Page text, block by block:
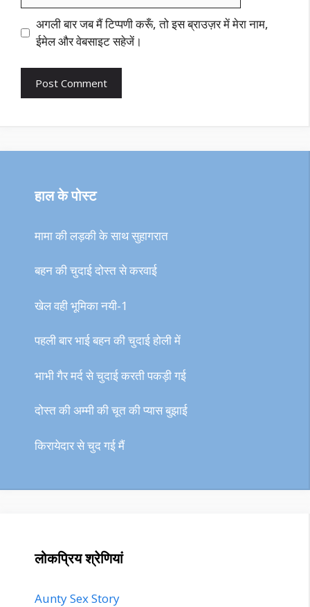
अगली बार जब मैं टिप्पणी करूँ, तो इस ब्राउज़र में मेरा नाम,
ईमेल और वेबसाइट सहेजें।
हाल के पोस्ट
मामा की लड़की के साथ सुहागरात
बहन की चुदाई दोस्त से करवाई
खेल वही भूमिका नयी-1
पहली बार भाई बहन की चुदाई होली में
भाभी गैर मर्द से चुदाई करती पकड़ी गई
दोस्त की अम्मी की चूत की प्यास बुझाई
किरायेदार से चुद गई मैं
लोकप्रिय श्रेणियां
Aunty Sex Story